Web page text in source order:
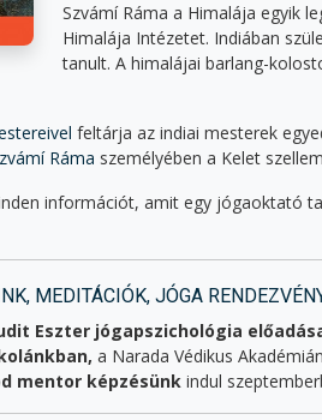
Szvámí Ráma a Himalája egyik
Himalája Intézetet. Indiában
tanult. A himalájai barlang-
feltárja az indiai mesterek
Ráma személyében a Kelet
információt, amit egy jógaoktató
MEDITÁCIÓK, JÓGA
Eszter jógapszichológia
a Narada Védikus
mentor képzésünk indul